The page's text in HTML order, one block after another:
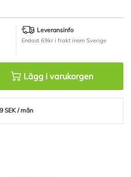
Leveransinfo
Endast 69kr i frakt inom Sverige
Lägg i varukorgen
SEK / mån